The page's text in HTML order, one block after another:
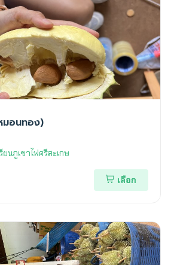
มอนทอง)
นภูเขาไฟศรีสะเกษ
เลือก